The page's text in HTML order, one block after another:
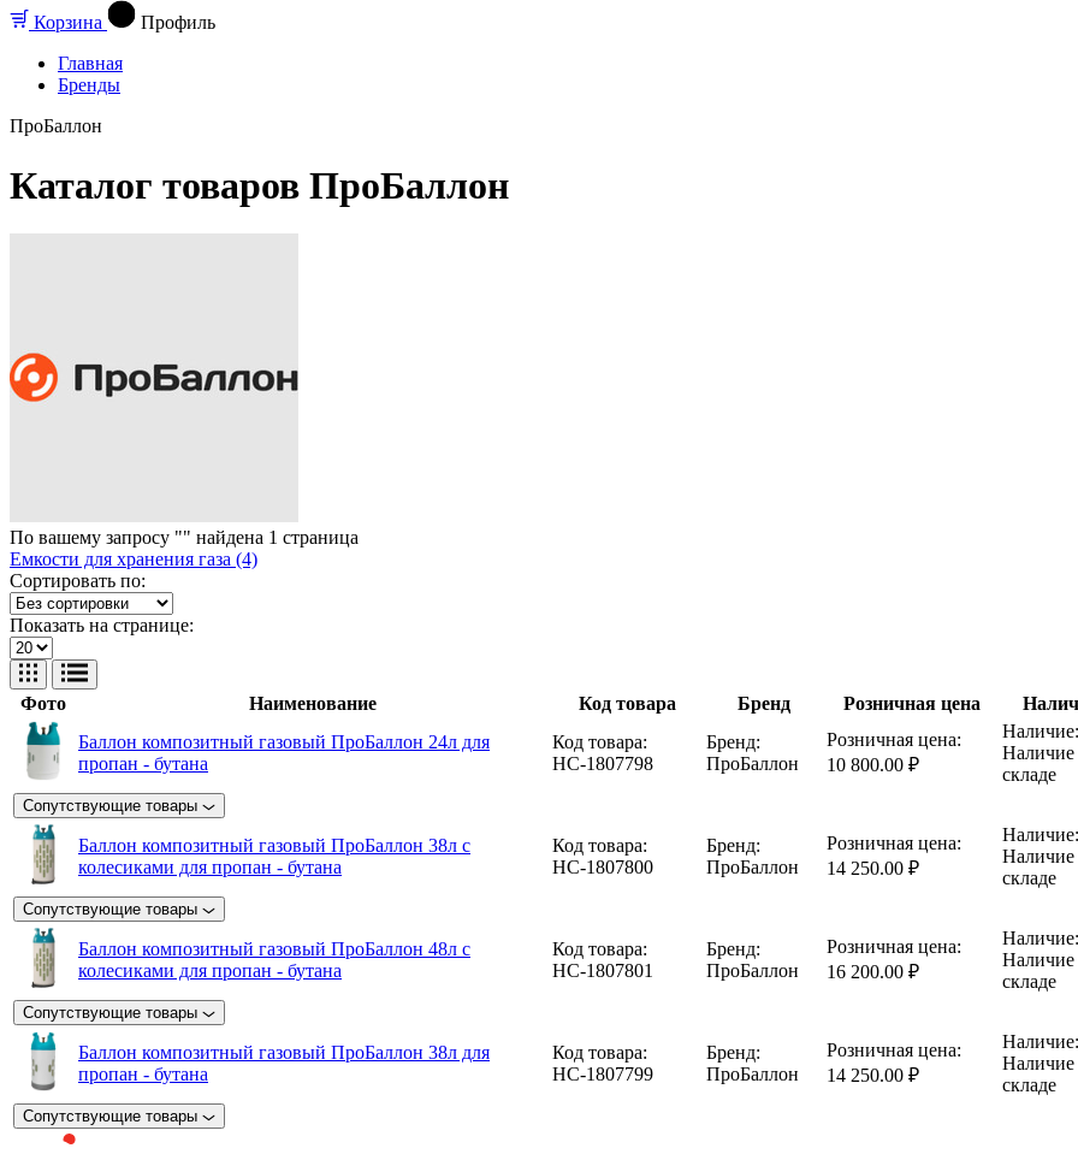
Корзина
Профиль
Главная
Бренды
ПроБаллон
Каталог товаров ПроБаллон
По вашему запросу "" найдена 1 страница
Емкости для хранения газа (4)
Сортировать по:
Показать на странице:
Фото Наименование Код товара Бренд Розничная цена
Баллон композитный газовый ПроБаллон 24л для
пропан - бутана
Код товара:
НС-1807798
Бренд:
ПроБаллон
Розничная цена:
10 800.00 ₽
Наличие:
Наличие
складе
Сопутствующие товары
Баллон композитный газовый ПроБаллон 38л с
колесиками для пропан - бутана
Код товара:
НС-1807800
Бренд:
ПроБаллон
Розничная цена:
14 250.00 ₽
Наличие:
Наличие
складе
Сопутствующие товары
Баллон композитный газовый ПроБаллон 48л с
колесиками для пропан - бутана
Код товара:
НС-1807801
Бренд:
ПроБаллон
Розничная цена:
16 200.00 ₽
Наличие:
Наличие
складе
Сопутствующие товары
Баллон композитный газовый ПроБаллон 38л для
пропан - бутана
Код товара:
НС-1807799
Бренд:
ПроБаллон
Розничная цена:
14 250.00 ₽
Наличие:
Наличие
складе
Сопутствующие товары